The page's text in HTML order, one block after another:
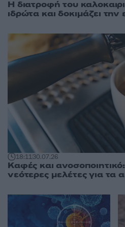
Η διατροφή του
ιδρώτα και δοκιμάζει την
18:1130.07.26
Καφές και ανοσοποιητικό:
νεότερες μελέτες για